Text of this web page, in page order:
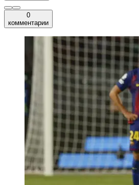
0
комментарии